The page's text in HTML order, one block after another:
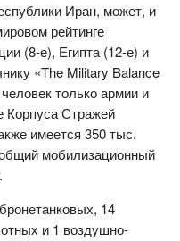
Иран, может, и
рейтинге
(8-е), Египта (12-е) и
«The Military Balance
только армии и
Корпуса Стражей
имеется 350 тыс.
общий мобилизационный
14
и 1 воздушно-